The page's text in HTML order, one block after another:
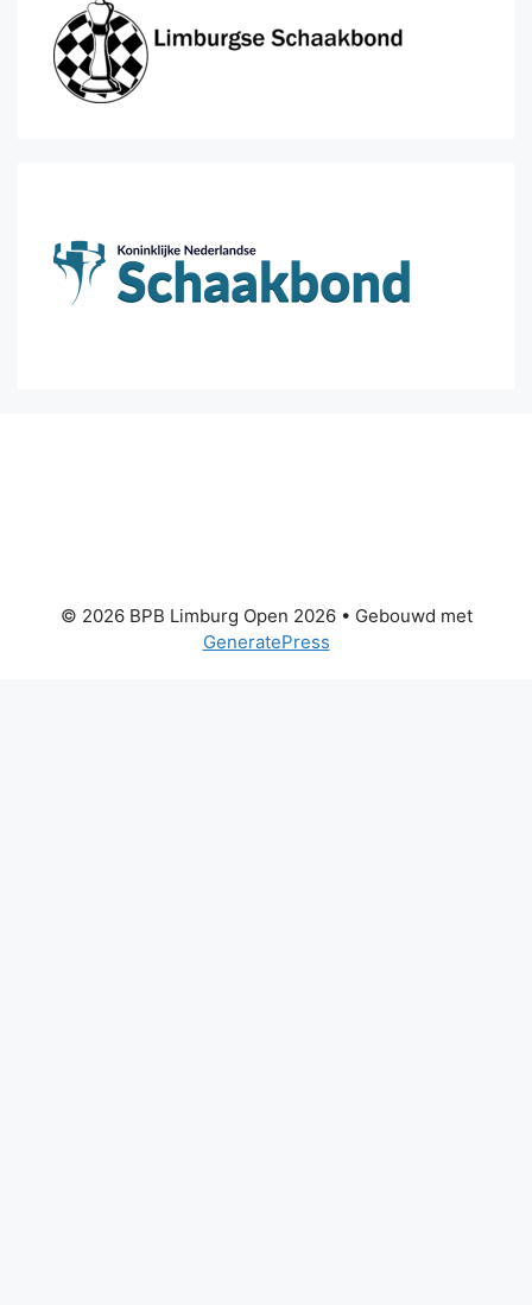
© 2026 BPB Limburg Open 2026• Gebouwd met
GeneratePress